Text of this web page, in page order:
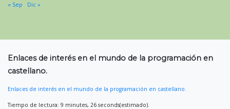
« Sep Dic »
Enlaces de interés en el mundo de la programación en
castellano.
Enlaces de interés en el mundo de la programación en castellano.
Tiempo de lectura: 9 minutes, 26 seconds(estimado).